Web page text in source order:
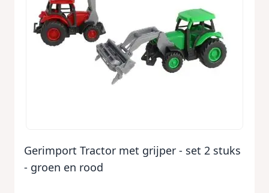
Gerimport Tractor met grijper - set 2 stuks
- groen en rood